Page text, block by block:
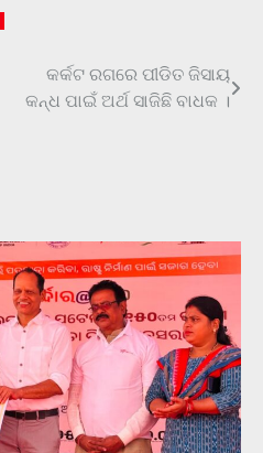
କର୍କଟ ରଗରେ ପୀଡିତ ଜିସାୟ
କନ୍ଧ ପାଇଁ ଅର୍ଥ ସାଜିଛି ବାଧକ ।